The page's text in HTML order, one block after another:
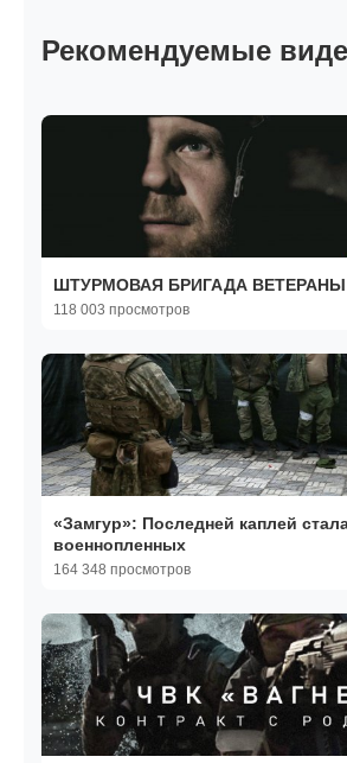
Рекомендуемые
ШТУРМОВАЯ БРИГАДА ВЕТЕРАНЫ
118 003 просмотров
«Замгур»: Последней каплей
военнопленных
164 348 просмотров